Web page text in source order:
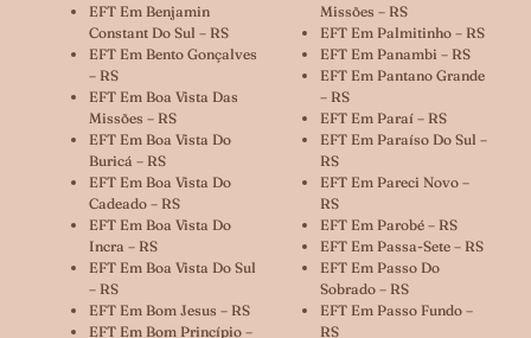
EFT Em Benjamin
Constant Do Sul – RS
EFT Em Bento Gonçalves
– RS
EFT Em Boa Vista Das
Missões – RS
EFT Em Boa Vista Do
Buricá – RS
EFT Em Boa Vista Do
Cadeado – RS
EFT Em Boa Vista Do
Incra – RS
EFT Em Boa Vista Do Sul
– RS
EFT Em Bom Jesus – RS
EFT Em Bom Princípio –
Missões – RS
EFT Em Palmitinho – RS
EFT Em Panambi – RS
EFT Em Pantano Grande
– RS
EFT Em Paraí – RS
EFT Em Paraíso Do Sul –
RS
EFT Em Pareci Novo –
RS
EFT Em Parobé – RS
EFT Em Passa-Sete – RS
EFT Em Passo Do
Sobrado – RS
EFT Em Passo Fundo –
RS